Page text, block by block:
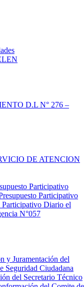
D.L N° 276 –
DE ATENCION
Participativo
Participativo
Participativo Diario el
N°057
y Juramentación del
Seguridad Ciudadana
del Secretario Técnico